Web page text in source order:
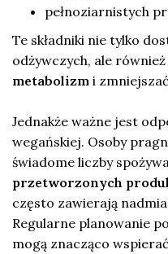
pełnoziarnistych
Te składniki nie tylko
odżywczych, ale
metabolizm i
Jednakże ważne jest
wegańskiej. Osoby
świadome liczby
przetworzonych
często zawierają
Regularne planowanie
mogą znacząco